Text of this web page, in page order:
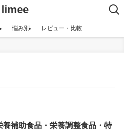
limee
悩み別 レビュー・比較
養補助食品・栄養調整食品・特